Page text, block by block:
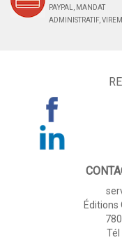
PAYPAL, MANDAT
ADMINISTRATIF,
Éditions
Tél